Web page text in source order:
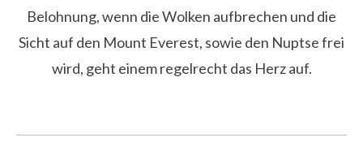
Belohnung, wenn die Wolken aufbrechen und die
Sicht auf den Mount Everest, sowie den Nuptse frei
wird, geht einem regelrecht das Herz auf.